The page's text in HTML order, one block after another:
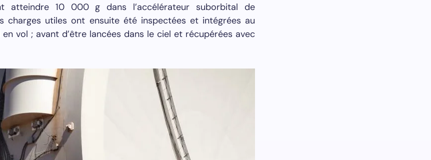
atteindre 10 000 g dans l’accélérateur suborbital de
charges utiles ont ensuite été inspectées et intégrées au
en vol ; avant d’être lancées dans le ciel et récupérées avec